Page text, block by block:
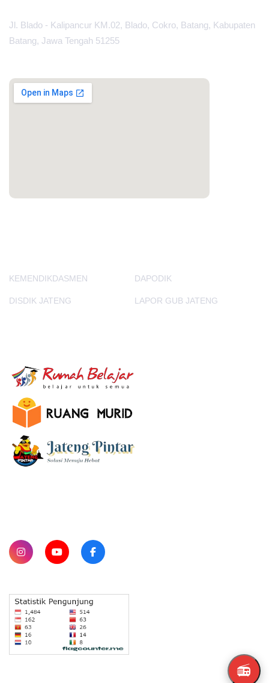
📻
Jl. Blado - Kalipancur KM.02, Blado, Cokro, Batang, Kabupaten
Batang, Jawa Tengah 51255
KEMENDIKDASMEN DAPODIK
DISDIK JATENG LAPOR GUB JATENG